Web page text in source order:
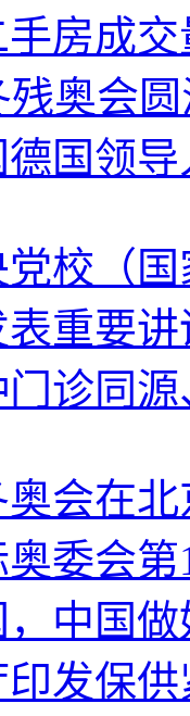
房成
残奥会
国领
校（
重要讲
诊同
会在
委会
中国
发保